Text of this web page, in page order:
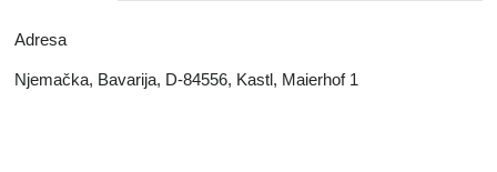
Adresa
Njemačka, Bavarija, D-84556, Kastl, Maierhof 1